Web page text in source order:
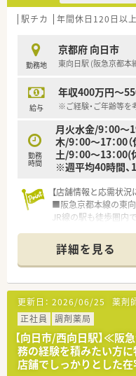
駅チカ 年間休日120日以上
勤務地
京都府 向日市
東向日駅 (阪急京都本
給与
年収400万円～
※ご経験・ご年齢等を
勤務
時間
月火水金/9：00～
木/9：00～17：00
土/9：00～13：
※週平均40時間、
【店舗情報と応需状況
■阪急京都本線の東向
JR線の駅も徒歩圏内で
80枚ほど応需していま
■薬剤師は常時2名か
り協力して業務を行い
【募集背景と求める人
■店舗の体制強化のた
を大切にできる方を歓
■調剤未経験の方や
るため安心して応募
■患者様との信頼関係
て取り組める方を求
詳細を見る
更新日： 2026/06/25 薬剤
正社員
調剤薬局
【向日市/西向日駅】≪阪
務の経験を積みたい方
店舗でしっかりとした